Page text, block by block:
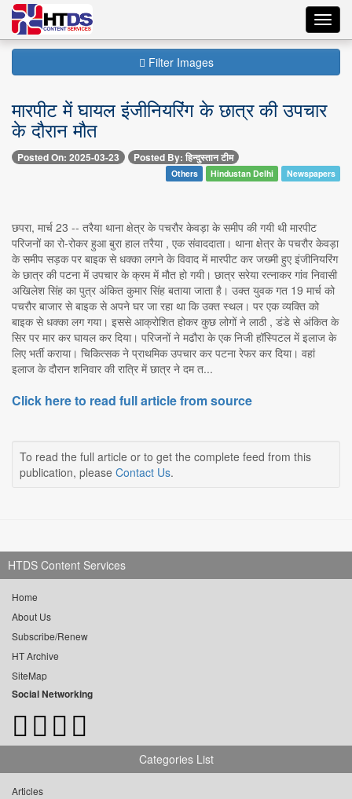
Filter Images
मारपीट में घायल इंजीनियरिंग के छात्र की उपचार
के दौरान मौत
Posted On: 2025-03-23 Posted By: हिन्दुस्तान टीम
Others Hindustan Delhi Newspapers
छपरा, मार्च 23 -- तरैया थाना क्षेत्र के पचरौर केवड़ा के समीप की गयी थी मारपीट
परिजनों का रो-रोकर हुआ बुरा हाल तरैया , एक संवाददाता। थाना क्षेत्र के पचरौर केवड़ा
के समीप सड़क पर बाइक से धक्का लगने के विवाद में मारपीट कर जख्मी हुए इंजीनियरिंग
के छात्र की पटना में उपचार के क्रम में मौत हो गयी। छात्र सरेया रत्नाकर गांव निवासी
अखिलेश सिंह का पुत्र अंकित कुमार सिंह बताया जाता है। उक्त युवक गत 19 मार्च को
पचरौर बाजार से बाइक से अपने घर जा रहा था कि उक्त स्थल। पर एक व्यक्ति को
बाइक से धक्का लग गया। इससे आक्रोशित होकर कुछ लोगों ने लाठी , डंडे से अंकित के
सिर पर मार कर घायल कर दिया। परिजनों ने मढौरा के एक निजी हॉस्पिटल में इलाज के
लिए भर्ती कराया। चिकित्सक ने प्राथमिक उपचार कर पटना रेफर कर दिया। वहां
इलाज के दौरान शनिवार की रात्रि में छात्र ने दम त...
Click here to read full article from source
To read the full article or to get the complete feed from this
publication, please Contact Us.
HTDS Content Services
Home
About Us
Subscribe/Renew
HT Archive
SiteMap
Social Networking
Categories List
Articles